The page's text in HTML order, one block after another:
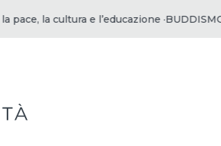
la cultura e l’educazione ·BUDDISMO